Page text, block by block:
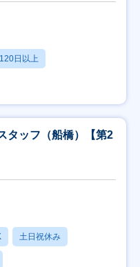
日以上
タッフ（船橋）【第2
土日祝休み